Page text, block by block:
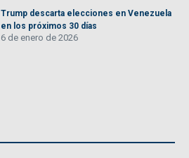
Trump descarta elecciones en Venezuela
en los próximos 30 días
6 de enero de 2026